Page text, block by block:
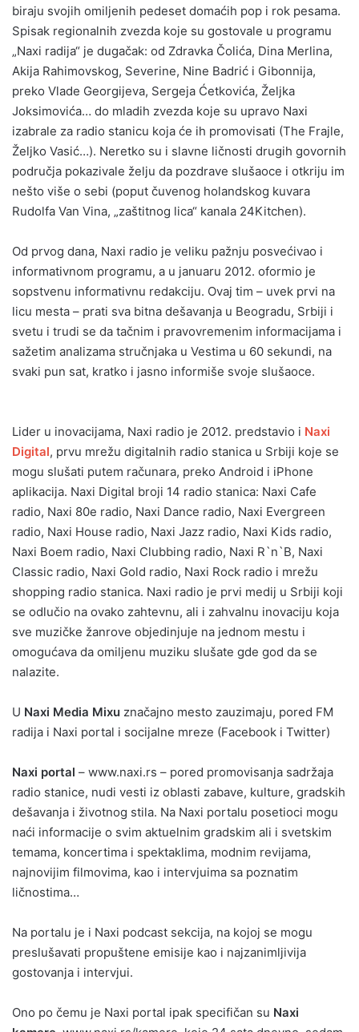
biraju svojih omiljenih pedeset domaćih pop i rok pesama.
Spisak regionalnih zvezda koje su gostovale u programu
„Naxi radija“ je dugačak: od Zdravka Čolića, Dina Merlina,
Akija Rahimovskog, Severine, Nine Badrić i Gibonnija,
preko Vlade Georgijeva, Sergeja Ćetkovića, Željka
Joksimovića… do mladih zvezda koje su upravo Naxi
izabrale za radio stanicu koja će ih promovisati (The Frajle,
Željko Vasić…). Neretko su i slavne ličnosti drugih govornih
područja pokazivale želju da pozdrave slušaoce i otkriju im
nešto više o sebi (poput čuvenog holandskog kuvara
Rudolfa Van Vina, „zaštitnog lica“ kanala 24Kitchen).
Od prvog dana, Naxi radio je veliku pažnju posvećivao i
informativnom programu, a u januaru 2012. oformio je
sopstvenu informativnu redakciju. Ovaj tim – uvek prvi na
licu mesta – prati sva bitna dešavanja u Beogradu, Srbiji i
svetu i trudi se da tačnim i pravovremenim informacijama i
sažetim analizama stručnjaka u Vestima u 60 sekundi, na
svaki pun sat, kratko i jasno informiše svoje slušaoce.
Lider u inovacijama, Naxi radio je 2012. predstavio i Naxi
Digital, prvu mrežu digitalnih radio stanica u Srbiji koje se
mogu slušati putem računara, preko Android i iPhone
aplikacija. Naxi Digital broji 14 radio stanica: Naxi Cafe
radio, Naxi 80e radio, Naxi Dance radio, Naxi Evergreen
radio, Naxi House radio, Naxi Jazz radio, Naxi Kids radio,
Naxi Boem radio, Naxi Clubbing radio, Naxi R`n`B, Naxi
Classic radio, Naxi Gold radio, Naxi Rock radio i mrežu
shopping radio stanica. Naxi radio je prvi medij u Srbiji koji
se odlučio na ovako zahtevnu, ali i zahvalnu inovaciju koja
sve muzičke žanrove objedinjuje na jednom mestu i
omogućava da omiljenu muziku slušate gde god da se
nalazite.
U Naxi Media Mixu značajno mesto zauzimaju, pored FM
radija i Naxi portal i socijalne mreze (Facebook i Twitter)
Naxi portal – www.naxi.rs – pored promovisanja sadržaja
radio stanice, nudi vesti iz oblasti zabave, kulture, gradskih
dešavanja i životnog stila. Na Naxi portalu posetioci mogu
naći informacije o svim aktuelnim gradskim ali i svetskim
temama, koncertima i spektaklima, modnim revijama,
najnovijim filmovima, kao i intervjuima sa poznatim
ličnostima…
Na portalu je i Naxi podcast sekcija, na kojoj se mogu
preslušavati propuštene emisije kao i najzanimljivija
gostovanja i intervjui.
Ono po čemu je Naxi portal ipak specifičan su Naxi